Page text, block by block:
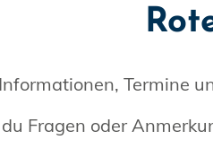
Termine
Fragen oder